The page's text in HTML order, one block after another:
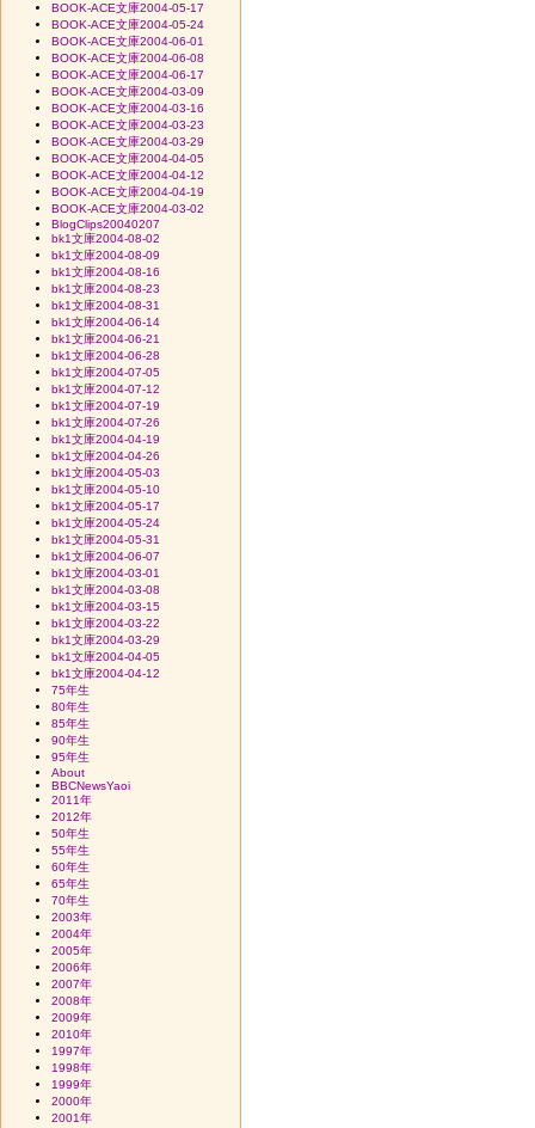
BOOK-ACE文庫2004-05-17
BOOK-ACE文庫2004-05-24
BOOK-ACE文庫2004-06-01
BOOK-ACE文庫2004-06-08
BOOK-ACE文庫2004-06-17
BOOK-ACE文庫2004-03-09
BOOK-ACE文庫2004-03-16
BOOK-ACE文庫2004-03-23
BOOK-ACE文庫2004-03-29
BOOK-ACE文庫2004-04-05
BOOK-ACE文庫2004-04-12
BOOK-ACE文庫2004-04-19
BOOK-ACE文庫2004-03-02
BlogClips20040207
bk1文庫2004-08-02
bk1文庫2004-08-09
bk1文庫2004-08-16
bk1文庫2004-08-23
bk1文庫2004-08-31
bk1文庫2004-06-14
bk1文庫2004-06-21
bk1文庫2004-06-28
bk1文庫2004-07-05
bk1文庫2004-07-12
bk1文庫2004-07-19
bk1文庫2004-07-26
bk1文庫2004-04-19
bk1文庫2004-04-26
bk1文庫2004-05-03
bk1文庫2004-05-10
bk1文庫2004-05-17
bk1文庫2004-05-24
bk1文庫2004-05-31
bk1文庫2004-06-07
bk1文庫2004-03-01
bk1文庫2004-03-08
bk1文庫2004-03-15
bk1文庫2004-03-22
bk1文庫2004-03-29
bk1文庫2004-04-05
bk1文庫2004-04-12
75年生
80年生
85年生
90年生
95年生
About
BBCNewsYaoi
2011年
2012年
50年生
55年生
60年生
65年生
70年生
2003年
2004年
2005年
2006年
2007年
2008年
2009年
2010年
1997年
1998年
1999年
2000年
2001年